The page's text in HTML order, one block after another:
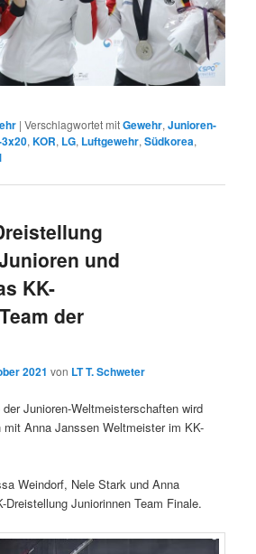
|Verschlagwortet mitGewehr,Junioren-
,KOR, LG, Luftgewehr,Südkorea,
und
KK-
der
2021 von LT T. Schweter
Junioren-Weltmeisterschaften wird
Anna Janssen Weltmeister im KK-
Weindorf, Nele Stark und Anna
Juniorinnen Team Finale.